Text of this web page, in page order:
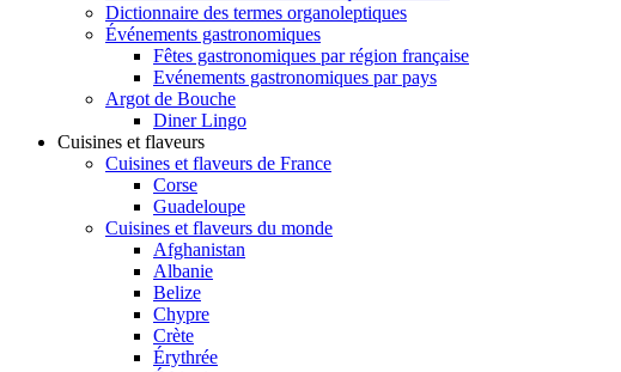
Dictionnaire des termes organoleptiques
Événements gastronomiques
Fêtes gastronomiques par région française
Evénements gastronomiques par pays
Argot de Bouche
Diner Lingo
Cuisines et flaveurs
Cuisines et flaveurs de France
Corse
Guadeloupe
Cuisines et flaveurs du monde
Afghanistan
Albanie
Belize
Chypre
Crète
Érythrée